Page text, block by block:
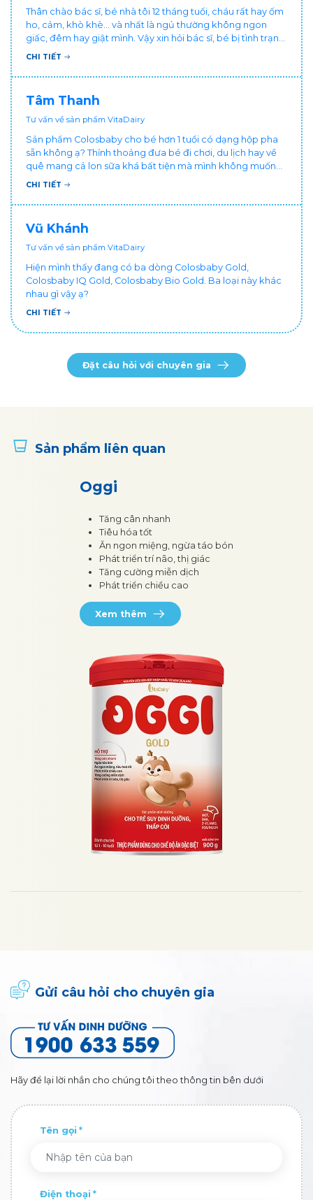
Thân chào bác sĩ, bé nhà tôi 12 tháng tuổi, cháu rất hay ốm
ho, cảm, khò khè... và nhất là ngủ thường không ngon
giấc, đêm hay giật mình. Vậy xin hỏi bác sĩ, bé bị tình trạng
vậy nên làm sao để con khỏe mạnh và ngủ ngon giấc hơn
chăm cháu hay ốm ạ?. Cảm ơn bác sĩ.
CHI TIẾT
Tâm Thanh
Tư vấn về sản phẩm VitaDairy
Sản phẩm Colosbaby cho bé hơn 1 tuổi có dạng hộp pha
sẵn không ạ? Thỉnh thoảng đưa bé đi chơi, du lịch hay về
quê mang cả lon sữa khá bất tiện mà mình không muốn
đổi cho bé dùng sữa tươi hộp khác sợ bé nạ sữa ảnh
CHI TIẾT
Vũ Khánh
Tư vấn về sản phẩm VitaDairy
Hiện mình thấy đang có ba dòng Colosbaby Gold,
Colosbaby IQ Gold, Colosbaby Bio Gold. Ba loại này khác
nhau gì vậy ạ?
CHI TIẾT
Đặt câu hỏi với chuyên gia
Sản phẩm liên quan
Oggi
Tăng cân nhanh
Tiêu hóa tốt
Ăn ngon miệng, ngừa táo bón
Phát triển trí não, thị giác
Tăng cường miễn dịch
Phát triển chiều cao
Xem thêm
Gửi câu hỏi cho chuyên gia
Hãy để lại lời nhắn cho chúng tôi theo thông tin bên dưới
Tên gọi
Điện thoại